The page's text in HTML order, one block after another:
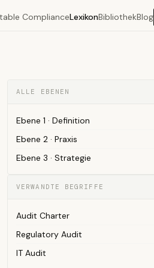
ComplianceLexikonBibliothekBlog
ALLE EBENEN
Ebene 1 · Definition
Ebene 2 · Praxis
Ebene 3 · Strategie
VERWANDTE BEGRIFFE
Audit Charter
Regulatory Audit
IT Audit